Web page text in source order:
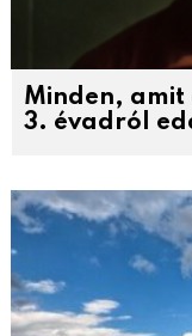
Minden, amit
3. évadról